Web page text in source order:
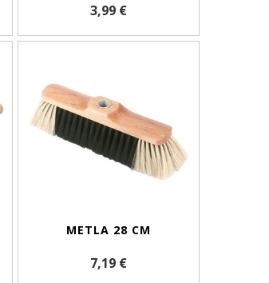
3,99 €
METLA 28 CM
7,19 €